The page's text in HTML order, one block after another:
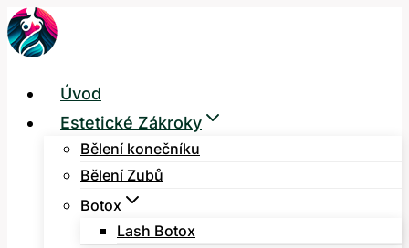
Přeskočit
na
Úvod
Estetické Zákroky
Bělení konečníku
Bělení Zubů
Botox
Lash Botox